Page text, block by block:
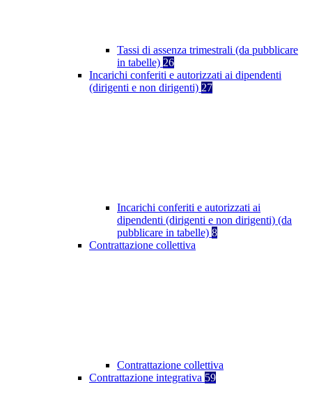
Tassi di assenza trimestrali (da pubblicare
in tabelle) 26
Incarichi conferiti e autorizzati ai dipendenti
(dirigenti e non dirigenti) 27
Incarichi conferiti e autorizzati ai
dipendenti (dirigenti e non dirigenti) (da
pubblicare in tabelle) 8
Contrattazione collettiva
Contrattazione collettiva
Contrattazione integrativa 59